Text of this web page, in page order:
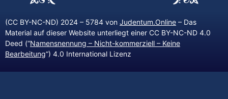
(CC BY-NC-ND) 2024 – 5784 von Judentum.Online – Das
Material auf dieser Website unterliegt einer CC BY-NC-ND 4.0
Deed (“Namensnennung – Nicht-kommerziell – Keine
Bearbeitung“) 4.0 International Lizenz